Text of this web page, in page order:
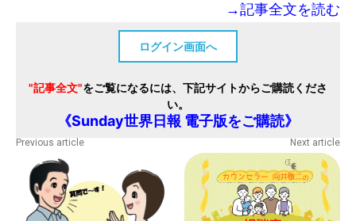
→記事全文を読む
ログイン画面へ
"記事全文"をご覧になるには、下記サイトからご購読くださ
い。
《Sunday世界日報 電子版をご購読》
Previous article Next article